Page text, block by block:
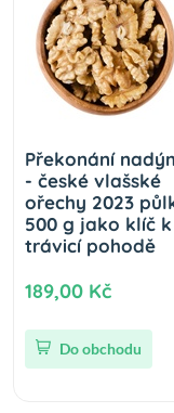
Překonání
- české vlašské
ořechy 2023
500 g jako klíč k
trávicí pohodě
189,00 Kč
Do obchodu